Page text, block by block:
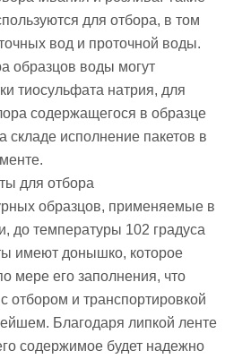
для отбора, в том
вод и проточной воды.
образцов воды могут
тиосульфата натрия, для
содержащегося в образце
складе исполнение пакетов в
для отбора
образцов, применяемые в
до температуры 102 градуса
имеют донышко, которое
мере его заполнения, что
отбором и транспортировкой
Благодаря липкой ленте
содержимое будет надежно